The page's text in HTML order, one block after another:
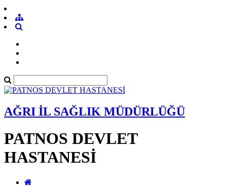
AĞRI İL SAĞLIK MÜDÜRLÜĞÜ
PATNOS DEVLET
HASTANESİ